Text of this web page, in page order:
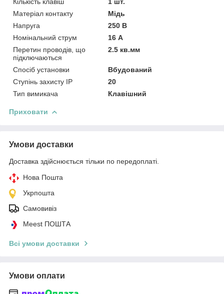
Матеріал контакту
Мідь
Напруга
250 В
Номінальний струм
16 А
Перетин проводів, що
підключаються
2.5 кв.мм
Спосіб установки
Вбудований
Ступінь захисту IP
20
Тип вимикача
Клавішний
Приховати
Умови доставки
Доставка здійснюється тільки по передоплаті.
Нова Пошта
Укрпошта
Самовивіз
Meest ПОШТА
Всі умови доставки
Умови оплати